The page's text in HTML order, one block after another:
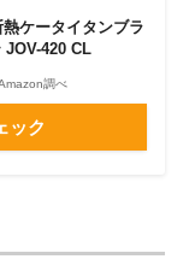
ケータイタンブラ
JOV-420 CL
調べ
ック